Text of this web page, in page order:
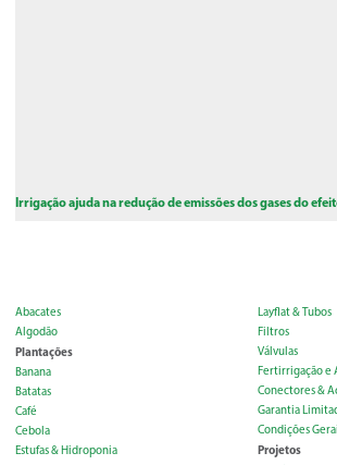
Irrigação ajuda na redução de emissões dos gases do
Abacates
Algodão
Plantações
Banana
Batatas
Café
Cebola
Estufas & Hidroponia
Layflat & Tubos
Filtros
Válvulas
Fertirrigação e
Conectores &
Garantia
Condições
Projetos